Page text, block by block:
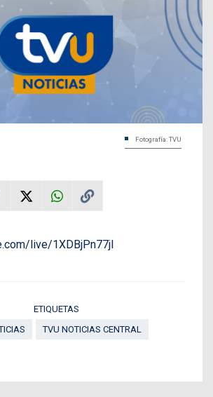
Fotografía: TVU
live/1XDBjPn77jI
ETIQUETAS
TVU NOTICIAS CENTRAL